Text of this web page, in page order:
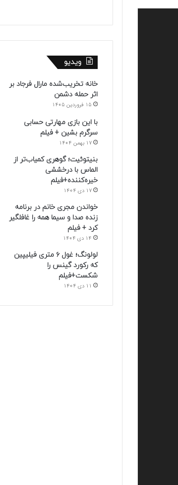
ویدیو
خانه تخریب‌شده مارال فرجاد بر
اثر حمله دشمن
15 فروردین 1405
با این بازی مهارتی حسابی
سرگرم بشین + فیلم
17 بهمن 1404
بنیتوئیت؛ گوهری کمیاب‌تر از
الماس با درخششی
خیره‌کننده+فیلم
17 دی 1404
خواندن مجری خانم در برنامه
زنده صدا و سیما همه را غافلگیر
کرد + فیلم
14 دی 1404
لولونگ؛ غول ۶ متری فیلیپین
که رکورد گینس را
شکست+فیلم
11 دی 1404